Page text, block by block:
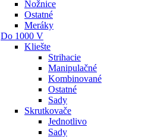
Nožnice
Ostatné
Meráky
Do 1000 V
Kliešte
Strihacie
Manipulačné
Kombinované
Ostatné
Sady
Skrutkovače
Jednotlivo
Sady